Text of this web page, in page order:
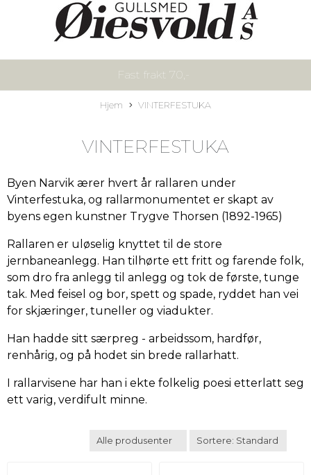
Fast frakt 70,-
Hjem VINTERFESTUKA
VINTERFESTUKA
Byen Narvik ærer hvert år rallaren under
Vinterfestuka, og rallarmonumentet er skapt av
byens egen kunstner Trygve Thorsen (1892-1965)
Rallaren er uløselig knyttet til de store
jernbaneanlegg. Han tilhørte ett fritt og farende folk,
som dro fra anlegg til anlegg og tok de første, tunge
tak. Med feisel og bor, spett og spade, ryddet han vei
for skjæringer, tuneller og viadukter.
Han hadde sitt særpreg - arbeidssom, hardfør,
renhårig, og på hodet sin brede rallarhatt.
I rallarvisene har han i ekte folkelig poesi etterlatt seg
ett varig, verdifult minne.